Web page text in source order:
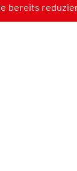
bereits